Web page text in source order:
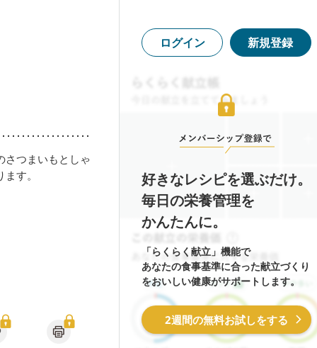
さつまいもとしゃ
す。
ログイン 新規登録
好きなレシピを選ぶだけ。
毎日の栄養管理を
かんたんに。
「らくらく献立」機能で
あなたの食事基準に合った献立づくり
をおいしい健康がサポートします。
2週間の無料お試しをする